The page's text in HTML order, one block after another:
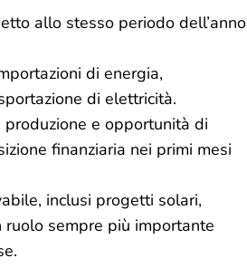
allo stesso periodo dell’anno
di energia,
di elettricità.
e opportunità di
finanziaria nei primi mesi
inclusi progetti solari,
sempre più importante